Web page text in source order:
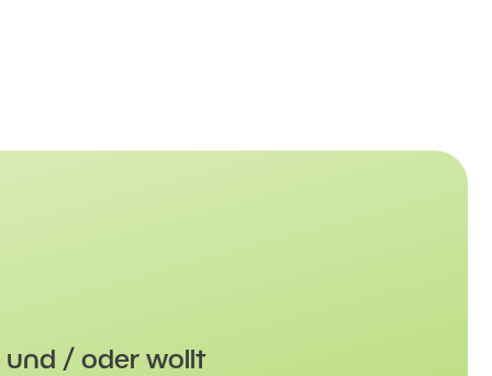
und / oder wollt